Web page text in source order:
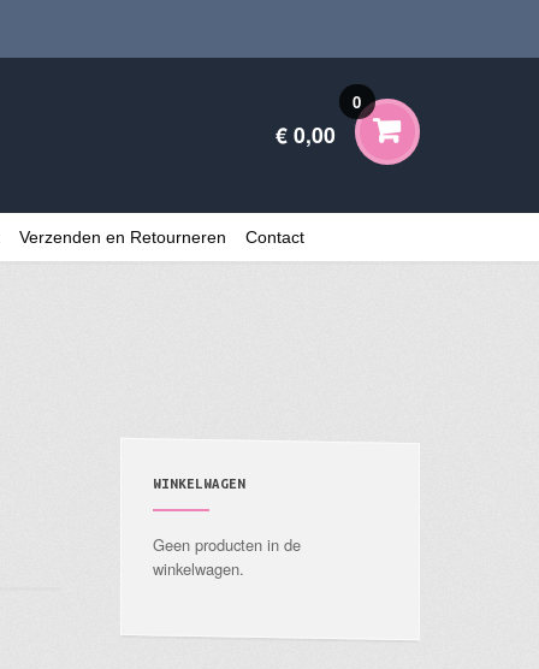
€ 0,00
0
Verzenden en Retourneren Contact
WINKELWAGEN
Geen producten in de
winkelwagen.